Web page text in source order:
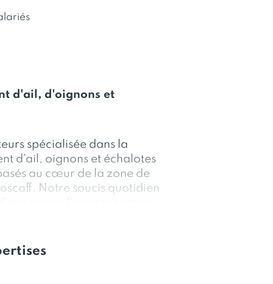
d'ail, d'oignons et
spécialisée dans la
d'ail, oignons et échalotes
au cœur de la zone de
Notre soucis quotidien
sur l'environnement
principes de la RSE
locaux.